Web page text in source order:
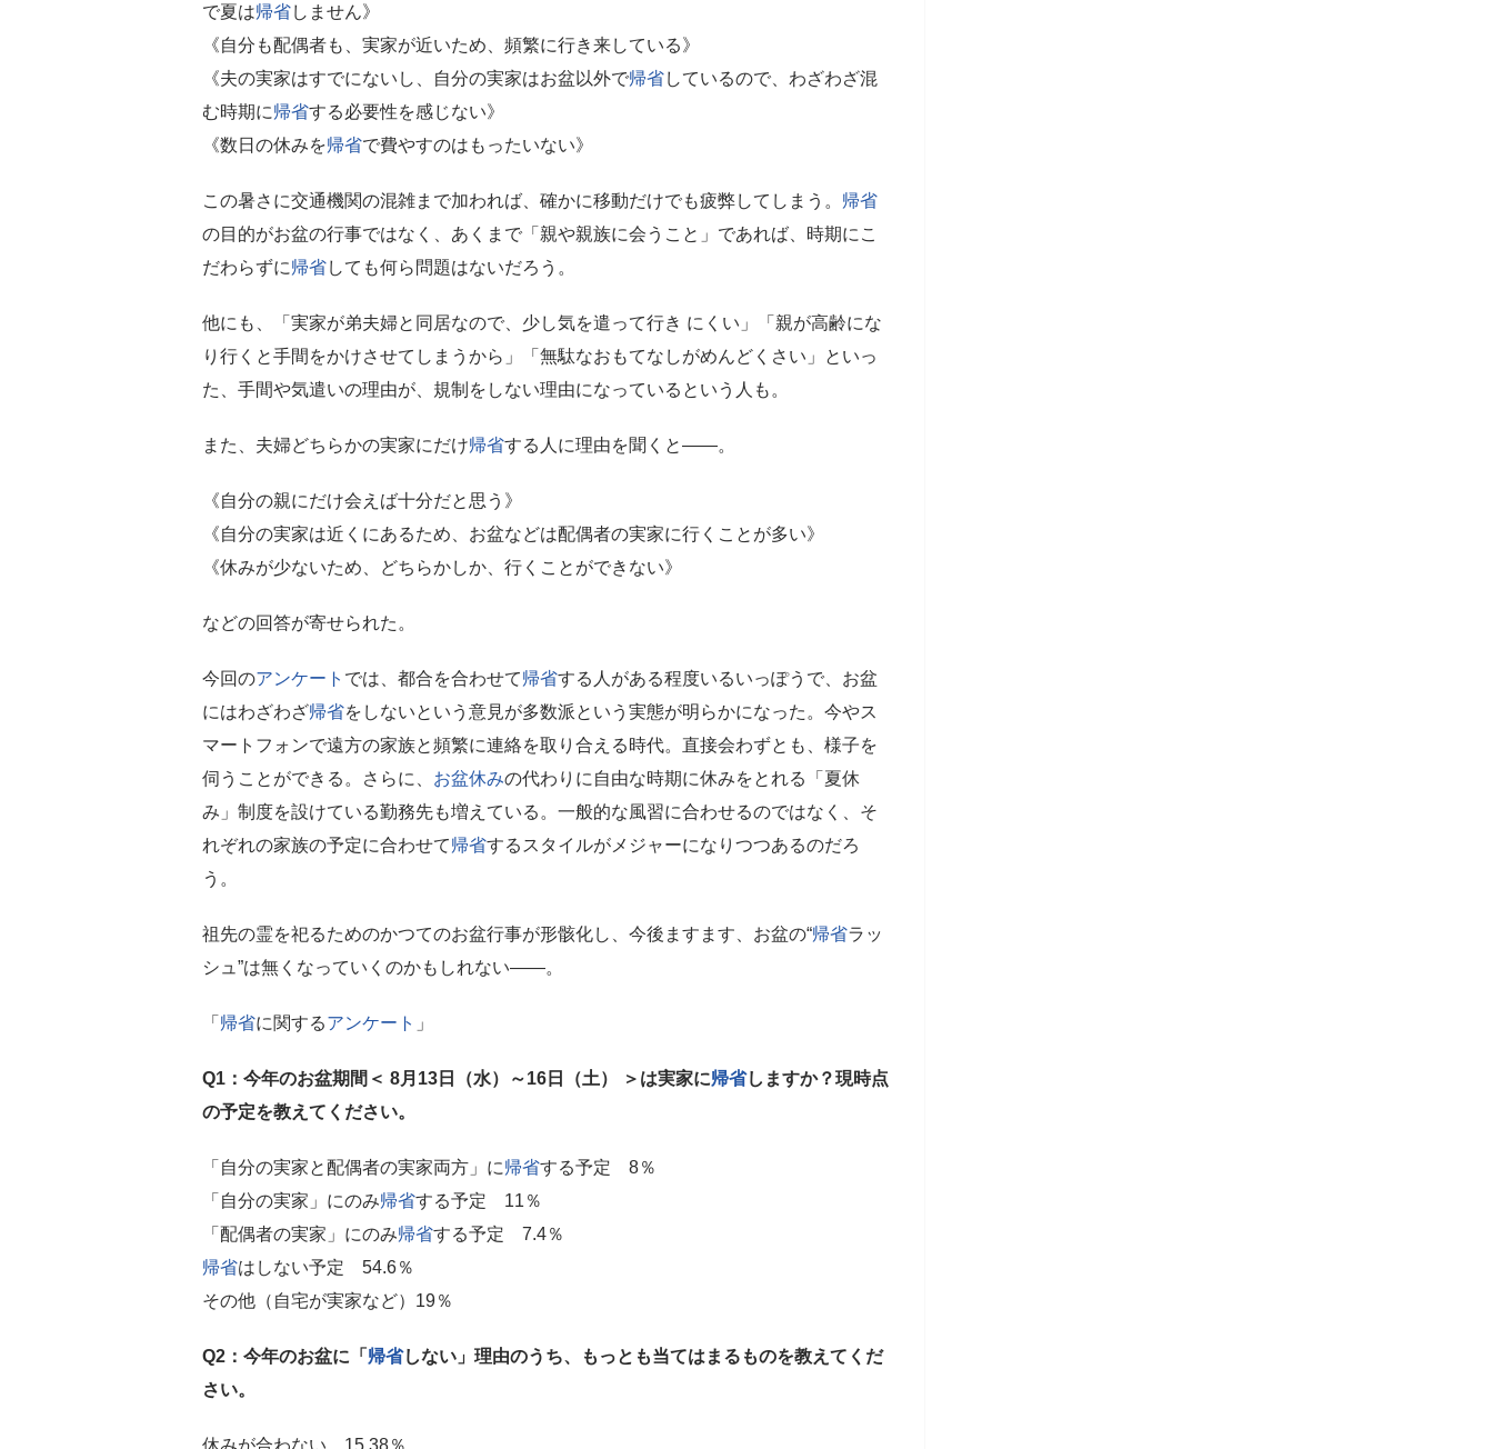
で夏は帰省しません》
《自分も配偶者も、実家が近いため、頻繁に行き来している》
《夫の実家はすでにないし、自分の実家はお盆以外で帰省しているので、わざわざ混
む時期に帰省する必要性を感じない》
《数日の休みを帰省で費やすのはもったいない》
この暑さに交通機関の混雑まで加われば、確かに移動だけでも疲弊してしまう。 帰省
の目的がお盆の行事ではなく、あくまで「親や親族に会うこと」であれば、時期にこ
だわらずに帰省しても何ら問題はないだろう。
他にも、「実家が弟夫婦と同居なので、少し気を遣って行き にくい」「親が高齢にな
り行くと手間をかけさせてしまうから」「無駄なおもてなしがめんどくさい」といっ
た、手間や気遣いの理由が、規制をしない理由になっているという人も。
また、夫婦どちらかの実家にだけ帰省する人に理由を聞くと――。
《自分の親にだけ会えば十分だと思う》
《自分の実家は近くにあるため、お盆などは配偶者の実家に行くことが多い》
《休みが少ないため、どちらかしか、行くことができない》
などの回答が寄せられた。
今回のアンケート では、都合を合わせて帰省する人がある程度いるいっぽうで、お盆
にはわざわざ帰省をしないという意見が多数派という実態が明らかになった。今やス
マートフォンで遠方の家族と頻繁に連絡を取り合える時代。直接会わずとも、様子を
伺うことができる。さらに、 お盆休みの代わりに自由な時期に休みをとれる「夏休
み」制度を設けている勤務先も増えている。一般的な風習に合わせるのではなく、そ
れぞれの家族の予定に合わせて帰省するスタイルがメジャーになりつつあるのだろ
う。
祖先の霊を祀るためのかつてのお盆行事が形骸化し、今後ますます、お盆の“帰省ラッ
シュ”は無くなっていくのかもしれない――。
「 帰省に関するアンケート 」
Q1：今年のお盆期間＜ 8月13日（水）～16日（土） ＞は実家に帰省しますか？現時点
の予定を教えてください。
「自分の実家と配偶者の実家両方」に帰省する予定 8％
「自分の実家」にのみ帰省する予定 11％
「配偶者の実家」にのみ帰省する予定 7.4％
帰省はしない予定 54.6％
その他（自宅が実家など）19％
Q2：今年のお盆に「 帰省しない」理由のうち、もっとも当てはまるものを教えてくだ
さい。
休みが合わない 15.38％